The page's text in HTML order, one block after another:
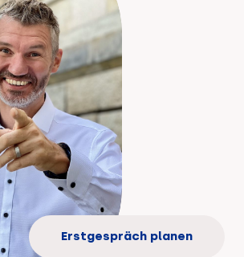
Erstgespräch planen